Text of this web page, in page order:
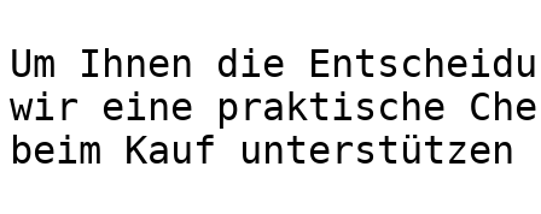
Um Ihnen die
wir eine praktische
beim Kauf unterstützen